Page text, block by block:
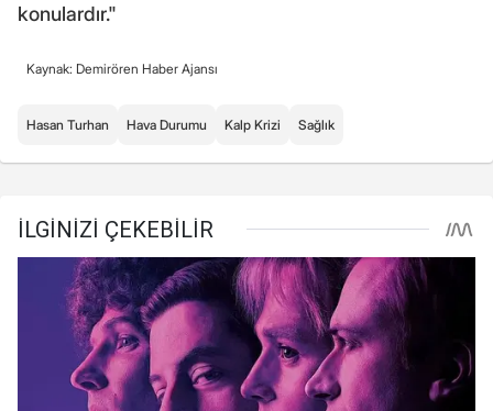
konulardır."
Kaynak: Demirören Haber Ajansı
Hasan Turhan Hava Durumu Kalp Krizi Sağlık